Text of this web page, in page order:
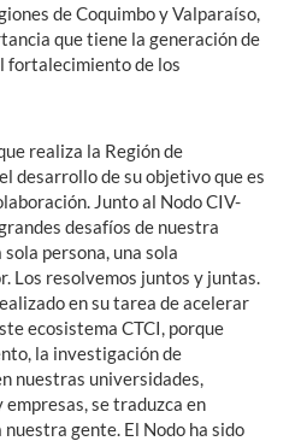
de Coquimbo y Valparaíso,
que tiene la generación de
fortalecimiento de los
realiza la Región de
desarrollo de su objetivo que es
Junto al Nodo CIV-
desafíos de nuestra
persona, una sola
Los resolvemos juntos y juntas.
en su tarea de acelerar
ecosistema CTCI, porque
la investigación de
nuestras universidades,
se traduzca en
gente. El Nodo ha sido